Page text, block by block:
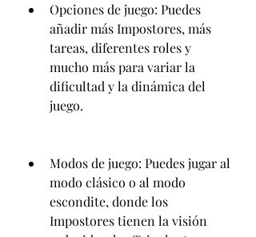
Opciones de juego: Puedes
añadir más Impostores, más
tareas, diferentes roles y
mucho más para variar la
dificultad y la dinámica del
juego.
Modos de juego: Puedes jugar al
modo clásico o al modo
escondite, donde los
Impostores tienen la visión